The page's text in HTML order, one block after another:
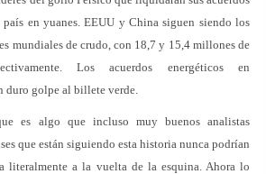
en yuanes. EEUU y China siguen siendo los
mundiales de crudo, con 18,7 y 15,4 millones de
Los acuerdos energéticos en
duro golpe al billete verde.
es algo que incluso muy buenos analistas
que están siguiendo esta historia nunca podrían
literalmente a la vuelta de la esquina. Ahora lo